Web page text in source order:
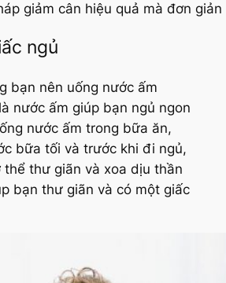
giảm cân hiệu quả mà đơn giản
ngủ
bạn nên uống nước ấm
nước ấm giúp bạn ngủ ngon
nước ấm trong bữa ăn,
bữa tối và trước khi đi ngủ,
thể thư giãn và xoa dịu thần
bạn thư giãn và có một giấc